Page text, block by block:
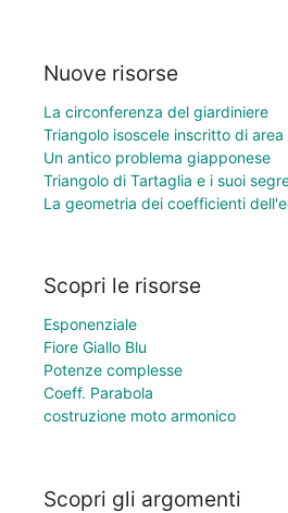
Nuove risorse
La circonferenza del giardiniere
Triangolo isoscele inscritto di area
Un antico problema giapponese
Triangolo di Tartaglia e i suoi
La geometria dei coefficienti
Scopri le risorse
Esponenziale
Fiore Giallo Blu
Potenze complesse
Coeff. Parabola
costruzione moto armonico
Scopri gli argomenti